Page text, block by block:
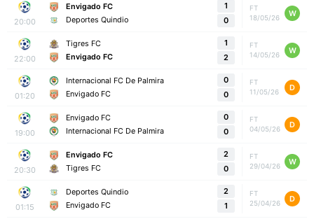
20:00
Envigado FC
Deportes Quindio
1
0
FT
18/05/26
W
22:00
Tigres FC
Envigado FC
1
2
FT
14/05/26
W
01:20
Internacional FC De Palmira
Envigado FC
0
0
FT
11/05/26
D
19:00
Envigado FC
Internacional FC De Palmira
0
0
FT
04/05/26
D
20:30
Envigado FC
Tigres FC
2
0
FT
29/04/26
W
01:15
Deportes Quindio
Envigado FC
2
1
FT
25/04/26
D